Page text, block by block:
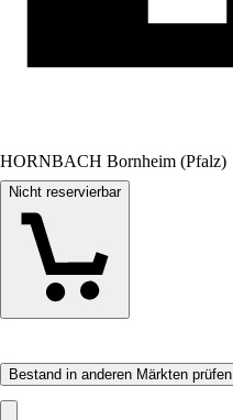
HORNBACH Bornheim (Pfalz)
Nicht reservierbar
Bestand in anderen Märkten prüfen